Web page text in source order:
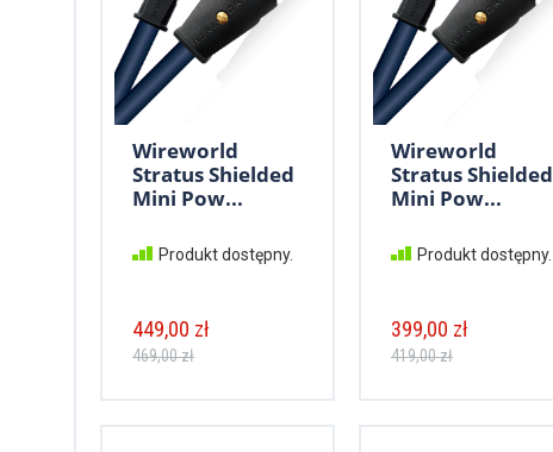
Wireworld
Stratus Shielded
Mini Pow...
Produkt dostępny.
449,00 zł
469,00 zł
Wireworld
Stratus Shielded
Mini Pow...
Produkt dostępny.
399,00 zł
419,00 zł